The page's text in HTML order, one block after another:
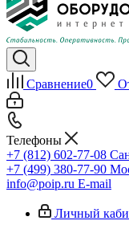
Сравнение0
Телефоны
+7 (812) 602-77-08
+7 (499) 380-77-90
info@poip.ru E-mail
Личный